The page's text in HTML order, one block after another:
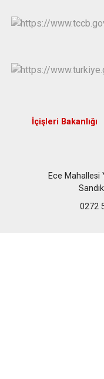
İçişleri Bakanlığı
Ece Mahallesi
0272